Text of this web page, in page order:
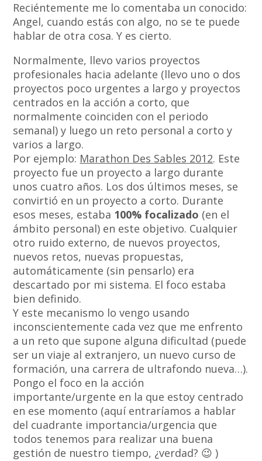
Reciéntemente me lo comentaba un conocido:
Angel, cuando estás con algo, no se te puede
hablar de otra cosa. Y es cierto.
Normalmente, llevo varios proyectos
profesionales hacia adelante (llevo uno o dos
proyectos poco urgentes a largo y proyectos
centrados en la acción a corto, que
normalmente coinciden con el periodo
semanal) y luego un reto personal a corto y
varios a largo.
Por ejemplo: Marathon Des Sables 2012. Este
proyecto fue un proyecto a largo durante
unos cuatro años. Los dos últimos meses, se
convirtió en un proyecto a corto. Durante
esos meses, estaba 100% focalizado (en el
ámbito personal) en este objetivo. Cualquier
otro ruido externo, de nuevos proyectos,
nuevos retos, nuevas propuestas,
automáticamente (sin pensarlo) era
descartado por mi sistema. El foco estaba
bien definido.
Y este mecanismo lo vengo usando
inconscientemente cada vez que me enfrento
a un reto que supone alguna dificultad (puede
ser un viaje al extranjero, un nuevo curso de
formación, una carrera de ultrafondo nueva…).
Pongo el foco en la acción
importante/urgente en la que estoy centrado
en ese momento (aquí entraríamos a hablar
del cuadrante importancia/urgencia que
todos tenemos para realizar una buena
gestión de nuestro tiempo, ¿verdad? 😉 )